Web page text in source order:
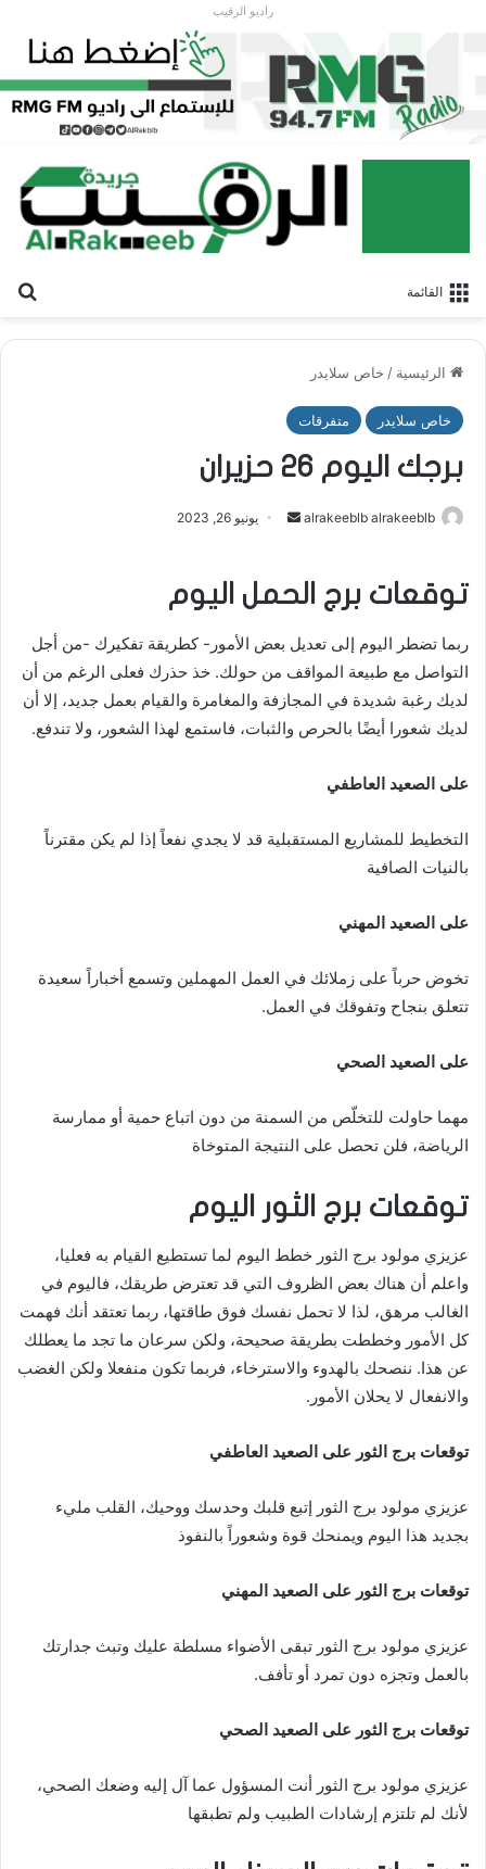
راديو الرقيب
القائمة
الرئيسية / خاص سلايدر
خاص سلايدر متفرقات
برجك اليوم 26 حزيران
alrakeeblb alrakeeblb
أرسل يونيو 26, 2023
توقعات برج الحمل اليوم
ربما تضطر اليوم إلى تعديل بعض الأمور- كطريقة تفكيرك -من أجل
التواصل مع طبيعة المواقف من حولك. خذ حذرك فعلى الرغم من أن
لديك رغبة شديدة في المجازفة والمغامرة والقيام بعمل جديد، إلا أن
لديك شعورا أيضًا بالحرص والثبات، فاستمع لهذا الشعور، ولا تندفع.
على الصعيد العاطفي
التخطيط للمشاريع المستقبلية قد لا يجدي نفعاً إذا لم يكن مقترناً
بالنيات الصافية
على الصعيد المهني
تخوض حرباً على زملائك في العمل المهملين وتسمع أخباراً سعيدة
تتعلق بنجاح وتفوقك في العمل.
على الصعيد الصحي
مهما حاولت للتخلّص من السمنة من دون اتباع حمية أو ممارسة
الرياضة، فلن تحصل على النتيجة المتوخاة
توقعات برج الثور اليوم
عزيزي مولود برج الثور خطط اليوم لما تستطيع القيام به فعليا،
واعلم أن هناك بعض الظروف التي قد تعترض طريقك، فاليوم في
الغالب مرهق، لذا لا تحمل نفسك فوق طاقتها، ربما تعتقد أنك فهمت
كل الأمور وخططت بطريقة صحيحة، ولكن سرعان ما تجد ما يعطلك
عن هذا. ننصحك بالهدوء والاسترخاء، فربما تكون منفعلا ولكن الغضب
والانفعال لا يحلان الأمور.
توقعات برج الثور على الصعيد العاطفي
عزيزي مولود برج الثور إتبع قلبك وحدسك ووحيك، القلب مليء
بجديد هذا اليوم ويمنحك قوة وشعوراً بالنفوذ
توقعات برج الثور على الصعيد المهني
عزيزي مولود برج الثور تبقى الأضواء مسلطة عليك وتبث جدارتك
بالعمل وتجزه دون تمرد أو تأفف.
توقعات برج الثور على الصعيد الصحي
عزيزي مولود برج الثور أنت المسؤول عما آل إليه وضعك الصحي،
لأنك لم تلتزم إرشادات الطبيب ولم تطبقها